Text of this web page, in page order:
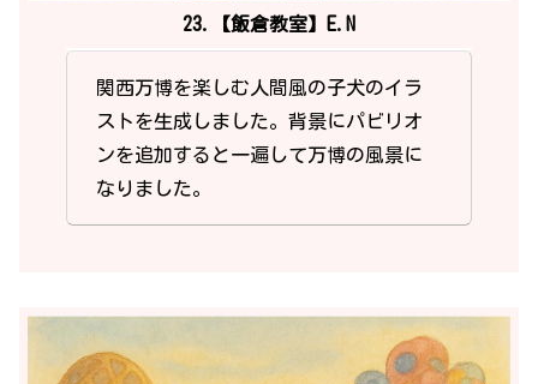
23.【飯倉教室】E.N
関西万博を楽しむ人間風の子犬のイラ
ストを生成しました。背景にパビリオ
ンを追加すると一遍して万博の風景に
なりました。